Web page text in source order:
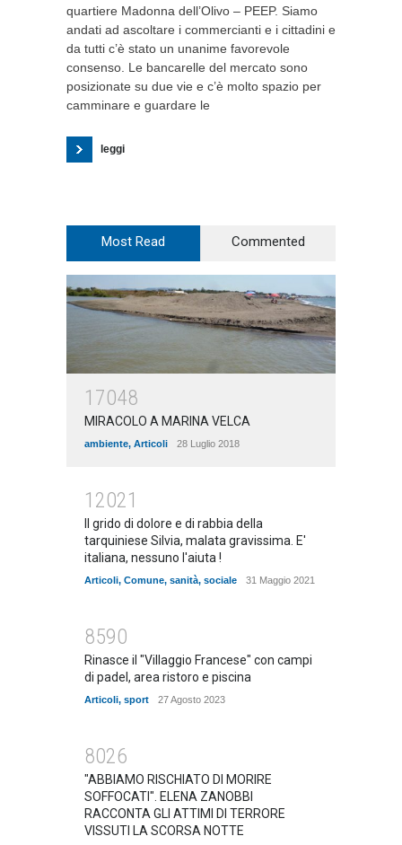
quartiere Madonna dell’Olivo – PEEP. Siamo
andati ad ascoltare i commercianti e i cittadini e
da tutti c’è stato un unanime favorevole
consenso. Le bancarelle del mercato sono
posizionate su due vie e c’è molto spazio per
camminare e guardare le
leggi
Most Read Commented
17048
MIRACOLO A MARINA VELCA
ambiente, Articoli 28 Luglio 2018
12021
Il grido di dolore e di rabbia della
tarquiniese Silvia, malata gravissima. E'
italiana, nessuno l'aiuta !
Articoli, Comune, sanità, sociale 31 Maggio 2021
8590
Rinasce il "Villaggio Francese" con campi
di padel, area ristoro e piscina
Articoli, sport 27 Agosto 2023
8026
"ABBIAMO RISCHIATO DI MORIRE
SOFFOCATI". ELENA ZANOBBI
RACCONTA GLI ATTIMI DI TERRORE
VISSUTI LA SCORSA NOTTE